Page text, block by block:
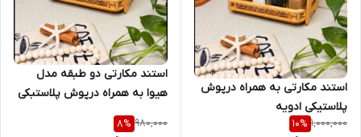
استند مکارتی به همراه درپوش
پلاستیکی ادویه
پاش،جاادویه،مکارتی
1,000,000
10%
استند مکارتی دو طبقه مدل
هیوا به همراه درپوش پلاستبکی
ادویه پاش،جاادویه،مکارتی
980,000
8%